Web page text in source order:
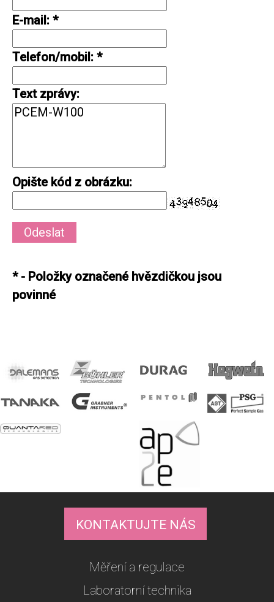
E-mail: *
Telefon/mobil: *
Text zprávy:
Opište kód z obrázku:
*- Položky označené hvězdičkou jsou
povinné
KONTAKTUJTE NÁS
Měření a regulace
Laboratorní technika